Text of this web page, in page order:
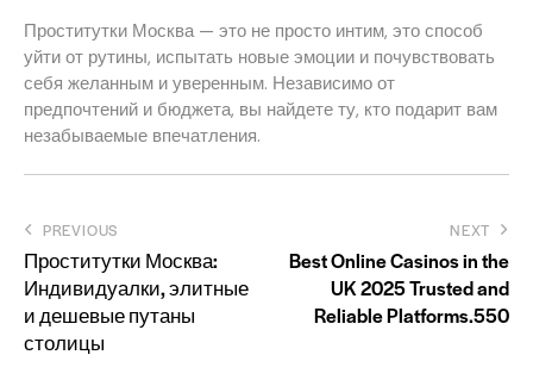
Проститутки Москва — это не просто интим, это способ
уйти от рутины, испытать новые эмоции и почувствовать
себя желанным и уверенным. Независимо от
предпочтений и бюджета, вы найдете ту, кто подарит вам
незабываемые впечатления.
Post
navigation
PREVIOUS
Проститутки Москва:
Индивидуалки, элитные
и дешевые путаны
столицы
NEXT
Best Online Casinos in the
UK 2025 Trusted and
Reliable Platforms.550